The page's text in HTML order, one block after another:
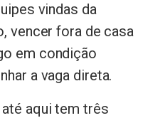
vindas da
vencer fora de casa
em condição
a vaga direta.
até aqui tem três